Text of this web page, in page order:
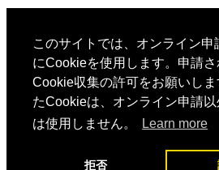
このサイトでは、オンライン申
にCookieを使用します。申請
Cookie収集の許可をお願いしま
たCookieは、オンライン申請
は使用しません。
Learn more
拒否